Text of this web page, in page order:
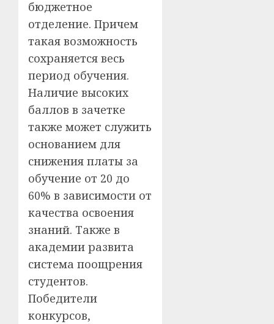
бюджетное
отделение. Причем
такая возможность
сохраняется весь
период обучения.
Наличие высоких
баллов в зачетке
также может служить
основанием для
снижения платы за
обучение от 20 до
60% в зависимости от
качества освоения
знаний. Также в
академии развита
система поощрения
студентов.
Победители
конкурсов,